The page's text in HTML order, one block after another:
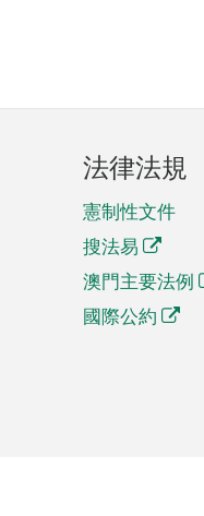
法律法規
憲制性文件
搜法易
澳門主要法例
國際公約